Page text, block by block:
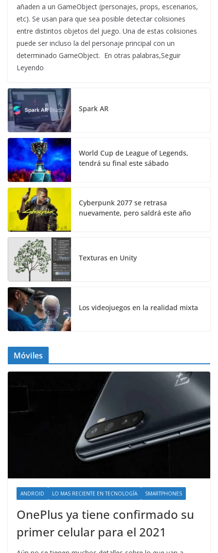
añaden a un GameObject (personajes, props, escenarios,
etc). Se usan para que sea posible detectar colisiones
entre distintos objetos del juego. Una de estas colisiones
puede ser incluso la del personaje principal con un
determinado GameObject. En otras palabras,Seguir
Leyendo
Spark AR
World Cup de League of Legends,
tendrá su final este sábado
Cyberpunk 2077 se retrasa
nuevamente, pero saldrá este año
Texturas en Unity
Los videojuegos en la realidad mixta
Móviles
ANDROID LO MAS RECIENTE EN TECNOLOGÍA SMARTPHONES
OnePlus ya tiene confirmado su
primer celular para el 2021